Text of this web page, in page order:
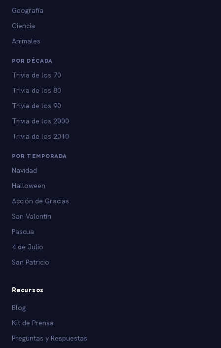
Geografía
Ciencia
Animales
POR DÉCADA
Trivia de los 70
Trivia de los 80
Trivia de los 90
Trivia de los 2000
Trivia de los 2010
POR TEMPORADA
Navidad
Halloween
Acción de Gracias
San Valentín
Pascua
4 de Julio
San Patricio
Recursos
Blog
Kit de Prensa
Preguntas y Respuestas